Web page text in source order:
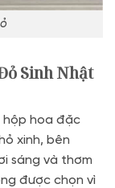
Sinh Nhật
hộp hoa đặc
xinh, bên
sáng và thơm
được chọn vì